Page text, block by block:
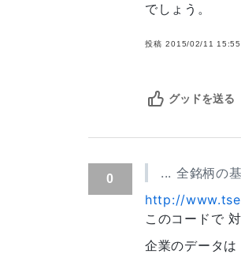
でしょう。
投稿 2015/02/11 15:55
グッドを送る
0
... 全銘柄の
http://
このコードで
企業のデータ